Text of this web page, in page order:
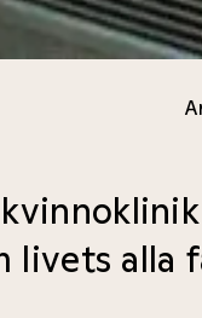
livets alla